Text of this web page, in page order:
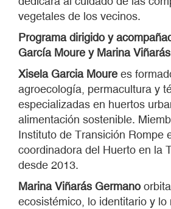
vegetales de los vecinos.
Programa dirigido y
García Moure y Marina
Xisela Garcia Moure es
agroecología, permacultura y
especializadas en huertos
alimentación sostenible.
Instituto de Transición Rompe
coordinadora del Huerto en la
desde 2013.
Marina Viñarás Germano
ecosistémico, lo identitario y lo